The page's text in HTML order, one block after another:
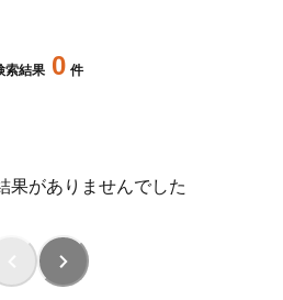
索結果 0 件
果がありませんでした